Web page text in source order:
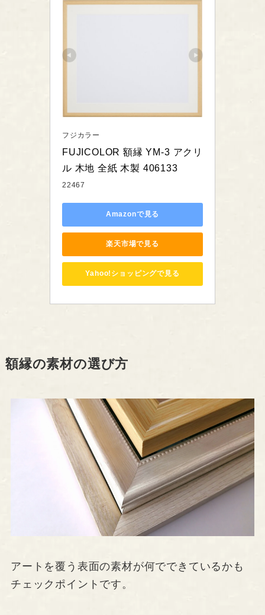
フジカラー
FUJICOLOR 額縁 YM-3 アクリ
ル 木地 全紙 木製 406133
22467
Amazonで見る
楽天市場で見る
Yahoo!ショッピングで見る
額縁の素材の選び方
アートを覆う表面の素材が何でできているかも
チェックポイントです。